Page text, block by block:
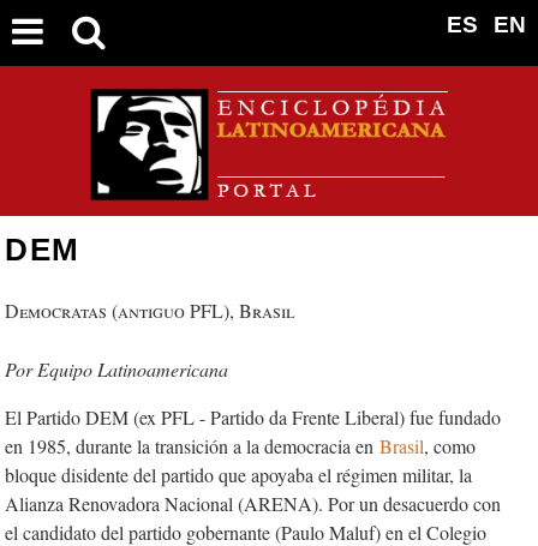
EN
ES
DEM
Democratas (antiguo PFL), Brasil
Equipo Latinoamericana
El Partido DEM (ex PFL - Partido da Frente Liberal) fue fundado
en 1985, durante la transición a la democracia en Brasil, como
bloque disidente del partido que apoyaba el régimen militar, la
Alianza Renovadora Nacional (ARENA). Por un desacuerdo con
el candidato del partido gobernante (Paulo Maluf) en el Colegio